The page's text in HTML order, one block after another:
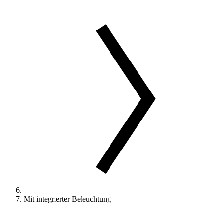
Mit integrierter Beleuchtung